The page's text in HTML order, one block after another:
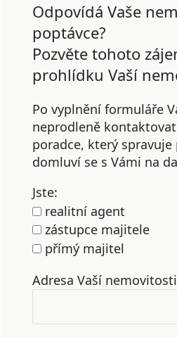
Odpovídá Vaše
poptávce?
Pozvěte tohoto
prohlídku Vaší
Po vyplnění formuláře
neprodleně
poradce, který spravuje
domluví se s Vámi na
Jste:
realitní agent
zástupce majitele
přímý majitel
Adresa Vaší